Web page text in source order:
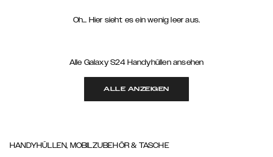
Oh… Hier sieht es ein wenig leer aus.
Alle Galaxy S24 Handyhüllen ansehen
ALLE ANZEIGEN
HANDYHÜLLEN, MOBILZUBEHÖR & TASCHE